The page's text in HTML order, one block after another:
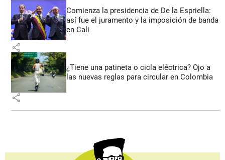
Comienza la presidencia de De la Espriella:
así fue el juramento y la imposición de banda
en Cali
share
¿Tiene una patineta o cicla eléctrica? Ojo a
las nuevas reglas para circular en Colombia
share